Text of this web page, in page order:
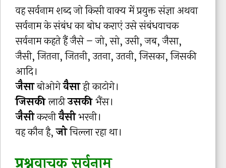
वह सर्वनाम शब्द जो किसी वाक्य में प्रयुक्त संज्ञा अथवा
सर्वनाम के संबंध का बोध कराएं उसे संबंधवाचक
सर्वनाम कहते हैं जैसे – जो, सो, उसी, जब, जैसा,
जैसी, जितना, जितनी, उतना, उतनी, जिसका, जिसकी
आदि।
जैसाबोओगेवैसाही काटोगे।
जिसकीलाठीउसकीभैंस।
जैसीकरनीवैसीभरनी।
वह कौन है,जोचिल्ला रहा था।
प्रश्नवाचक सर्वनाम